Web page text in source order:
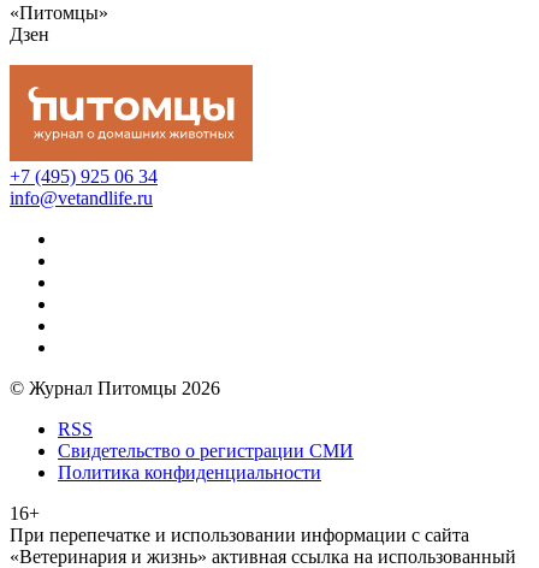
«Питомцы»
Дзен
+7 (495) 925 06 34
info@vetandlife.ru
© Журнал Питомцы 2026
RSS
Свидетельство о регистрации СМИ
Политика конфиденциальности
16+
При перепечатке и использовании информации с сайта
«Ветеринария и жизнь» активная ссылка на использованный